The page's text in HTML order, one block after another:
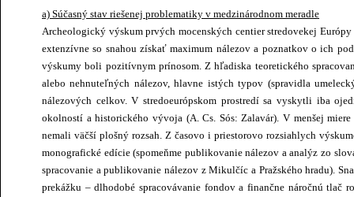
a) Súčasný stav riešenej problematiky v medzinárodnom meradle
Archeologický výskum prvých mocenských centier stredovekej
extenzívne so snahou získať maximum nálezov a poznatkov o ich
výskumy boli pozitívnym prínosom. Z hľadiska teoretického
alebo nehnuteľných nálezov, hlavne istých typov (spravidla
nálezových celkov. V stredoeurópskom prostredí sa vyskytli iba
okolností a historického vývoja (A. Cs. Sós: Zalavár). V menšej
nemali väčší plošný rozsah. Z časovo i priestorovo rozsiahlych
monografické edície (spomeňme publikovanie nálezov a analýz zo
spracovanie a publikovanie nálezov z Mikulčíc a Pražského hradu).
prekážku – dlhodobé spracovávanie fondov a finančne náročnú